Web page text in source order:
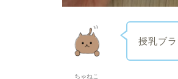
ちゃねこ
授乳ブ